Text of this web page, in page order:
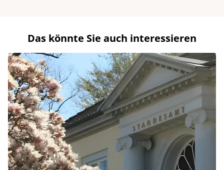
Das könnte Sie auch interessieren